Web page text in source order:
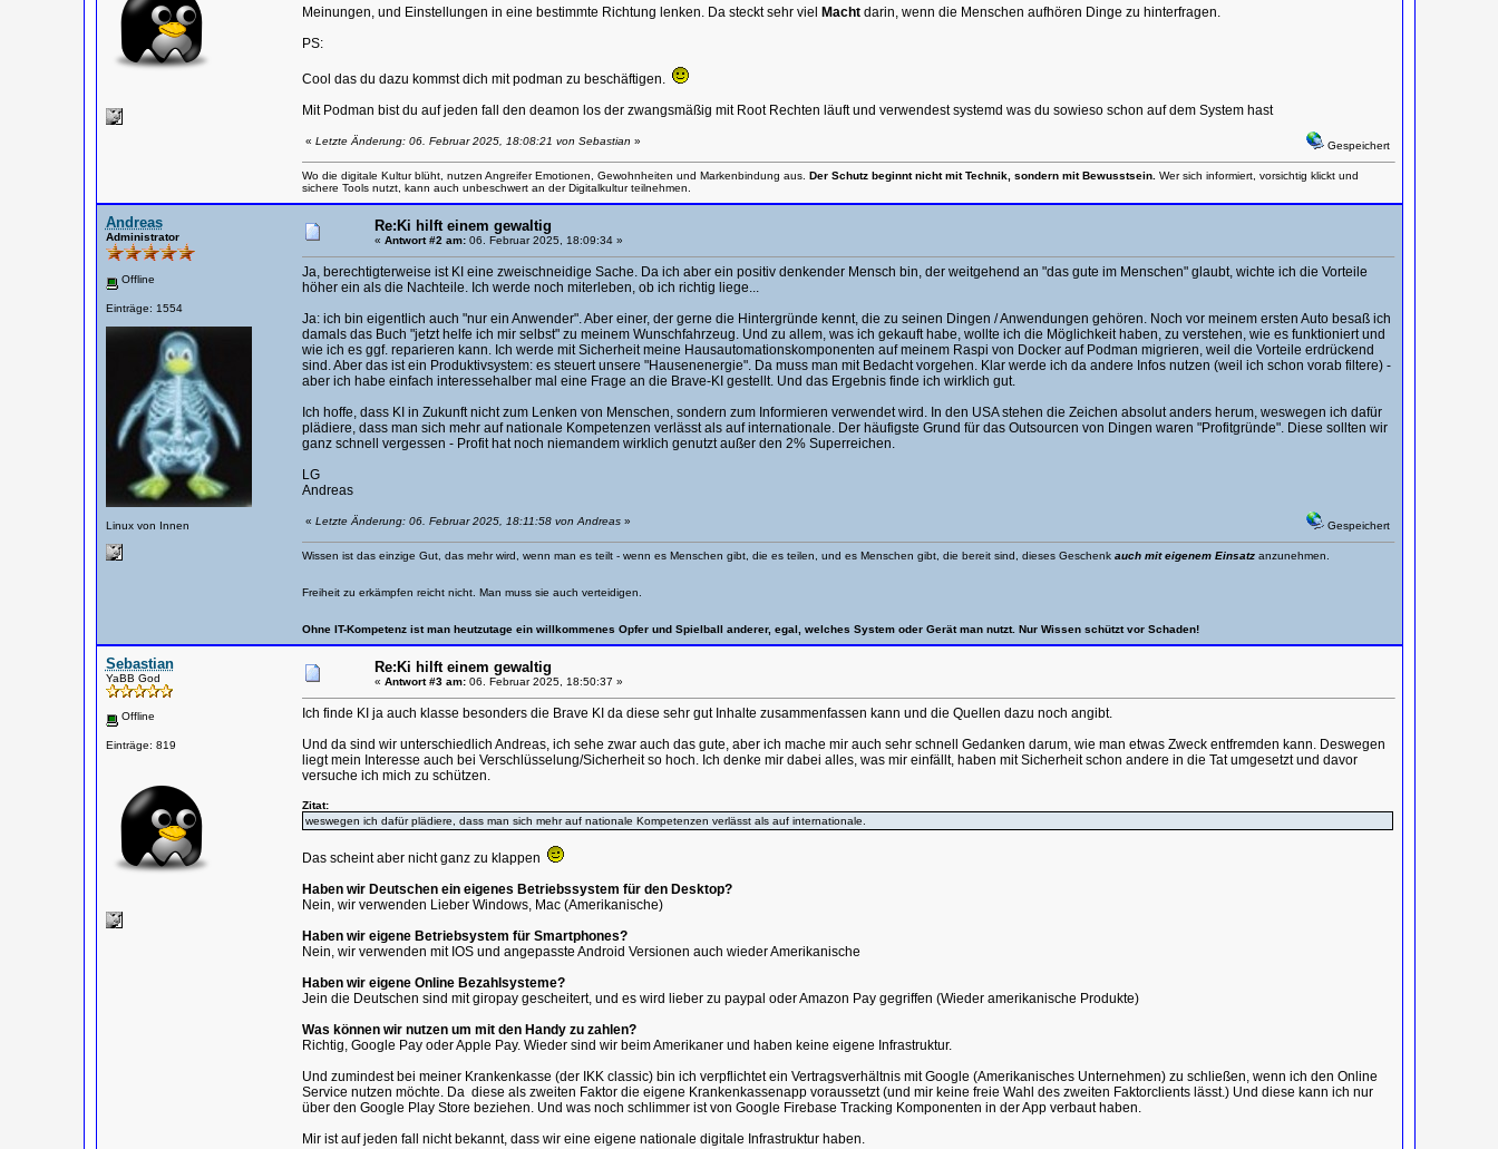
Meinungen, und Einstellungen in eine bestimmte Richtung lenken. Da steckt sehr viel
Machtdarin, wenn die Menschen aufhören Dinge zu hinterfragen.
PS:
Cool das du dazu kommst dich mit podman zu beschäftigen.
Mit Podman bist du auf jeden fall den deamon los der zwangsmäßig mit Root Rechten läuft und verwendest systemd was du sowieso schon auf dem System hast
« Letzte Änderung: 06. Februar 2025, 18:08:21 von Sebastian » Gespeichert
Wo die digitale Kultur blüht, nutzen Angreifer Emotionen, Gewohnheiten und Markenbindung aus. Der Schutz beginnt nicht mit Technik, sondern mit Bewusstsein. Wer sich informiert, vorsichtig klickt und
sichere Tools nutzt, kann auch unbeschwert an der Digitalkultur teilnehmen.
Andreas
Administrator
Offline
Einträge: 1554
Linux von Innen
Re:Ki hilft einem gewaltig
« Antwort #2 am:06. Februar 2025, 18:09:34 »
Ja, berechtigterweise ist KI eine zweischneidige Sache. Da ich aber ein positiv denkender Mensch bin, der weitgehend an "das gute im Menschen" glaubt, wichte ich die Vorteile
höher ein als die Nachteile. Ich werde noch miterleben, ob ich richtig liege...
Ja: ich bin eigentlich auch "nur ein Anwender". Aber einer, der gerne die Hintergründe kennt, die zu seinen Dingen / Anwendungen gehören. Noch vor meinem ersten Auto besaß ich
damals das Buch "jetzt helfe ich mir selbst" zu meinem Wunschfahrzeug. Und zu allem, was ich gekauft habe, wollte ich die Möglichkeit haben, zu verstehen, wie es funktioniert und
wie ich es ggf. reparieren kann. Ich werde mit Sicherheit meine Hausautomationskomponenten auf meinem Raspi von Docker auf Podman migrieren, weil die Vorteile erdrückend
sind. Aber das ist ein Produktivsystem: es steuert unsere "Hausenenergie". Da muss man mit Bedacht vorgehen. Klar werde ich da andere Infos nutzen (weil ich schon vorab filtere) -
aber ich habe einfach interessehalber mal eine Frage an die Brave-KI gestellt. Und das Ergebnis finde ich wirklich gut.
Ich hoffe, dass KI in Zukunft nicht zum Lenken von Menschen, sondern zum Informieren verwendet wird. In den USA stehen die Zeichen absolut anders herum, weswegen ich dafür
plädiere, dass man sich mehr auf nationale Kompetenzen verlässt als auf internationale. Der häufigste Grund für das Outsourcen von Dingen waren "Profitgründe". Diese sollten wir
ganz schnell vergessen - Profit hat noch niemandem wirklich genutzt außer den 2% Superreichen.
LG
Andreas
« Letzte Änderung: 06. Februar 2025, 18:11:58 von Andreas» Gespeichert
Wissen ist das einzige Gut, das mehr wird, wenn man es teilt - wenn es Menschen gibt, die es teilen, und es Menschen gibt, die bereit sind, dieses Geschenk auch mit eigenem Einsatzanzunehmen.
Freiheit zu erkämpfen reicht nicht. Man muss sie auch verteidigen.
Ohne IT-Kompetenz ist man heutzutage ein willkommenes Opfer und Spielball anderer, egal, welches System oder Gerät man nutzt. Nur Wissen schützt vor Schaden!
Sebastian
YaBB God
Offline
Einträge: 819
Re:Ki hilft einem gewaltig
« Antwort #3 am:06. Februar 2025, 18:50:37 »
Ich finde KI ja auch klasse besonders die Brave KI da diese sehr gut Inhalte zusammenfassen kann und die Quellen dazu noch angibt.
Und da sind wir unterschiedlich Andreas, ich sehe zwar auch das gute, aber ich mache mir auch sehr schnell Gedanken darum, wie man etwas Zweck entfremden kann. Deswegen
liegt mein Interesse auch bei Verschlüsselung/Sicherheit so hoch. Ich denke mir dabei alles, was mir einfällt, haben mit Sicherheit schon andere in die Tat umgesetzt und davor
versuche ich mich zu schützen.
Zitat:
weswegen ich dafür plädiere, dass man sich mehr auf nationale Kompetenzen verlässt als auf internationale.
Das scheint aber nicht ganz zu klappen
Haben wir Deutschen ein eigenes Betriebssystem für den Desktop?
Nein, wir verwenden Lieber Windows, Mac (Amerikanische)
Haben wir eigene Betriebsystem für Smartphones?
Nein, wir verwenden mit IOS und angepasste Android Versionen auch wieder Amerikanische
Haben wir eigene Online Bezahlsysteme?
Jein die Deutschen sind mit giropay gescheitert, und es wird lieber zu paypal oder Amazon Pay gegriffen (Wieder amerikanische Produkte)
Was können wir nutzen um mit den Handy zu zahlen?
Richtig, Google Pay oder Apple Pay. Wieder sind wir beim Amerikaner und haben keine eigene Infrastruktur.
Und zumindest bei meiner Krankenkasse (der IKK classic) bin ich verpflichtet ein Vertragsverhältnis mit Google (Amerikanisches Unternehmen) zu schließen, wenn ich den Online
Service nutzen möchte. Da diese als zweiten Faktor die eigene Krankenkassenapp voraussetzt (und mir keine freie Wahl des zweiten Faktorclients lässt.) Und diese kann ich nur
über den Google Play Store beziehen. Und was noch schlimmer ist von Google Firebase Tracking Komponenten in der App verbaut haben.
Mir ist auf jeden fall nicht bekannt, dass wir eine eigene nationale digitale Infrastruktur haben.